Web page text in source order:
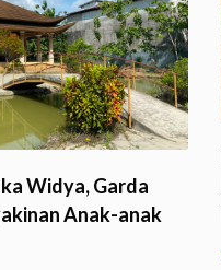
Widya, Garda
Anak-anak